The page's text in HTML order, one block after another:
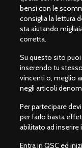
bensì con le
consiglia la lettura
sta aiutando
corretta.
Su questo sito
inserendo tu
vincenti o, meglio
negli articoli
Per partecipare
per farlo basta
abilitato ad
Entra in QSC ed